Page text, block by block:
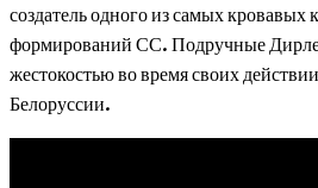
создатель одного из самых кровавых
формирований СС. Подручные
жестокостью во время своих
Белоруссии.